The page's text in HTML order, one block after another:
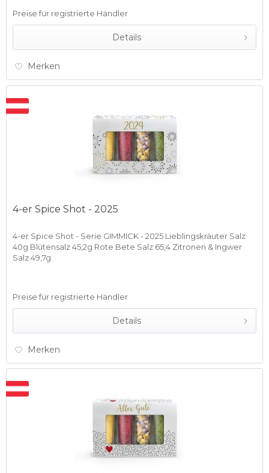
Preise für registrierte Händler
Details
Merken
4-er Spice Shot - 2025
4-er Spice Shot - Serie GIMMICK - 2025 Lieblingskräuter Salz
40g Blütensalz 45,2g Rote Bete Salz 65,4 Zitronen & Ingwer
Salz 49,7g
Preise für registrierte Händler
Details
Merken